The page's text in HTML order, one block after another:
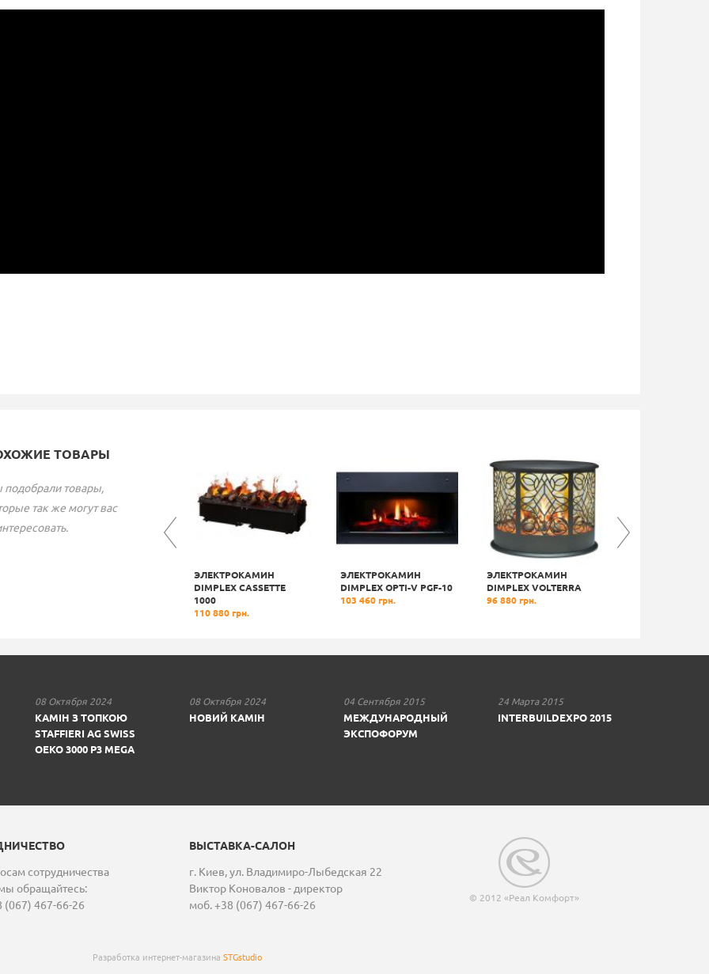
ТОВАРЫ
товары,
так же могут вас
ЭЛЕКТРОКАМИН
DIMPLEX CASSETTE
1000
110 880 грн.
ЭЛЕКТРОКАМИН
DIMPLEX OPTI-V PGF-10
103 460 грн.
ЭЛЕКТРОКАМИН
DIMPLEX VOLTERRA
96 880 грн.
08 Октября 2024
КАМІН З ТОПКОЮ
STAFFIERI AG SWISS
OEKO 3000 P3 MEGA
08 Октября 2024
НОВИЙ КАМІН
04 Сентября 2015
МЕЖДУНАРОДНЫЙ
ЭКСПОФОРУМ
24 Марта 2015
INTERBUILDEXPO 2015
сотрудничества
обращайтесь:
(067) 467-66-26
ВЫСТАВКА-САЛОН
г. Киев, ул. Владимиро-Лыбедская 22
Виктор Коновалов - директор
моб. +38 (067) 467-66-26
© 2012 «Реал Комфорт»
Разработка интернет-магазина STGstudio